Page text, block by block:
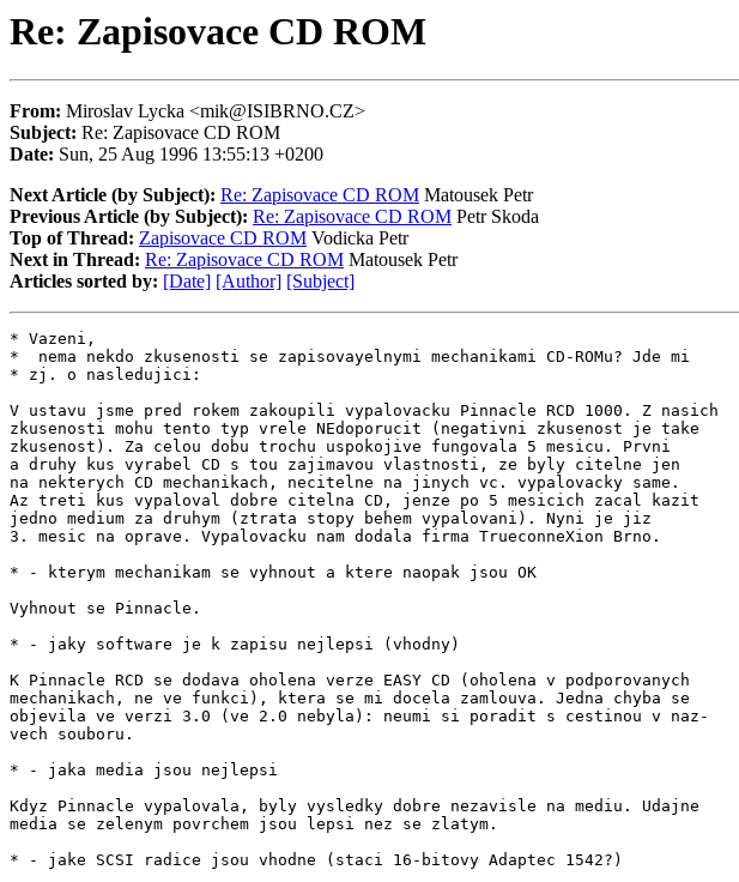
Re: Zapisovace CD ROM
From: Miroslav Lycka <mik@ISIBRNO.CZ>
Subject: Re: Zapisovace CD ROM
Date: Sun, 25 Aug 1996 13:55:13 +0200
Next Article (by Subject): Re: Zapisovace CD ROM Matousek Petr
Previous Article (by Subject): Re: Zapisovace CD ROM Petr Skoda
Top of Thread: Zapisovace CD ROM Vodicka Petr
Next in Thread: Re: Zapisovace CD ROM Matousek Petr
Articles sorted by: [Date] [Author] [Subject]
* Vazeni,
*  nema nekdo zkusenosti se zapisovayelnymi mechanikami CD-ROMu? Jde mi
* zj. o nasledujici:
V ustavu jsme pred rokem zakoupili vypalovacku Pinnacle RCD 1000. Z nasich
zkusenosti mohu tento typ vrele NEdoporucit (negativni zkusenost je take
zkusenost). Za celou dobu trochu uspokojive fungovala 5 mesicu. Prvni
a druhy kus vyrabel CD s tou zajimavou vlastnosti, ze byly citelne jen
na nekterych CD mechanikach, necitelne na jinych vc. vypalovacky same.
Az treti kus vypaloval dobre citelna CD, jenze po 5 mesicich zacal kazit
jedno medium za druhym (ztrata stopy behem vypalovani). Nyni je jiz
3. mesic na oprave. Vypalovacku nam dodala firma TrueconneXion Brno.
* - kterym mechanikam se vyhnout a ktere naopak jsou OK
Vyhnout se Pinnacle.
* - jaky software je k zapisu nejlepsi (vhodny)
K Pinnacle RCD se dodava oholena verze EASY CD (oholena v podporovanych
mechanikach, ne ve funkci), ktera se mi docela zamlouva. Jedna chyba se
objevila ve verzi 3.0 (ve 2.0 nebyla): neumi si poradit s cestinou v naz-
vech souboru.
* - jaka media jsou nejlepsi
Kdyz Pinnacle vypalovala, byly vysledky dobre nezavisle na mediu. Udajne
media se zelenym povrchem jsou lepsi nez se zlatym.
* - jake SCSI radice jsou vhodne (staci 16-bitovy Adaptec 1542?)